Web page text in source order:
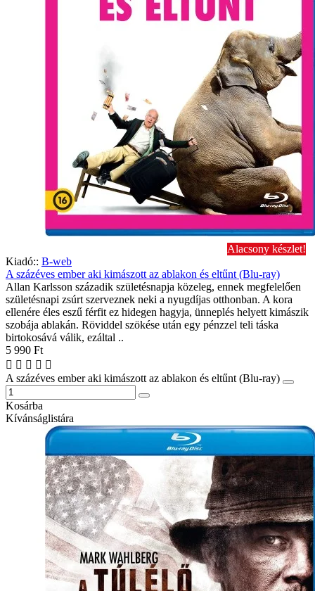
Alacsony készlet!
Kiadó:: B-web
A százéves ember aki kimászott az ablakon és eltűnt (Blu-ray)
Allan Karlsson századik születésnapja közeleg, ennek megfelelően
születésnapi zsúrt szerveznek neki a nyugdíjas otthonban. A kora
ellenére éles eszű férfit ez hidegen hagyja, ünneplés helyett kimászik
szobája ablakán. Röviddel szökése után egy pénzzel teli táska
birtokosává válik, ezáltal ..
5 990 Ft
A százéves ember aki kimászott az ablakon és eltűnt (Blu-ray)
Kosárba
Kívánságlistára